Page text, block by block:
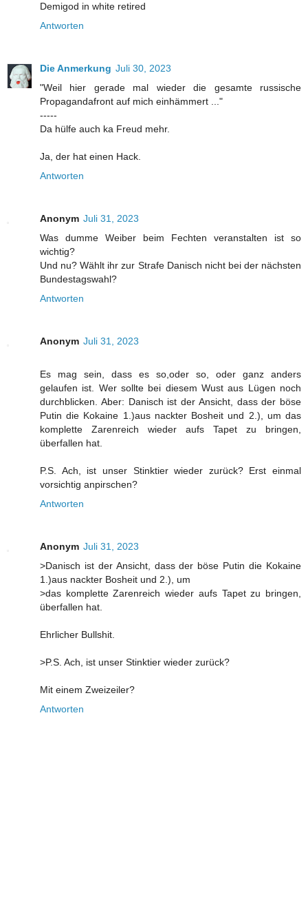
Demigod in white retired
Antworten
Die Anmerkung Juli 30, 2023
"Weil hier gerade mal wieder die gesamte russische
Propagandafront auf mich einhämmert ..."
-----
Da hülfe auch ka Freud mehr.
Ja, der hat einen Hack.
Antworten
Anonym Juli 31, 2023
Was dumme Weiber beim Fechten veranstalten ist so
wichtig?
Und nu? Wählt ihr zur Strafe Danisch nicht bei der nächsten
Bundestagswahl?
Antworten
Anonym Juli 31, 2023
Es mag sein, dass es so,oder so, oder ganz anders
gelaufen ist. Wer sollte bei diesem Wust aus Lügen noch
durchblicken. Aber: Danisch ist der Ansicht, dass der böse
Putin die Kokaine 1.)aus nackter Bosheit und 2.), um das
komplette Zarenreich wieder aufs Tapet zu bringen,
überfallen hat.
P.S. Ach, ist unser Stinktier wieder zurück? Erst einmal
vorsichtig anpirschen?
Antworten
Anonym Juli 31, 2023
>Danisch ist der Ansicht, dass der böse Putin die Kokaine
1.)aus nackter Bosheit und 2.), um
>das komplette Zarenreich wieder aufs Tapet zu bringen,
überfallen hat.
Ehrlicher Bullshit.
>P.S. Ach, ist unser Stinktier wieder zurück?
Mit einem Zweizeiler?
Antworten